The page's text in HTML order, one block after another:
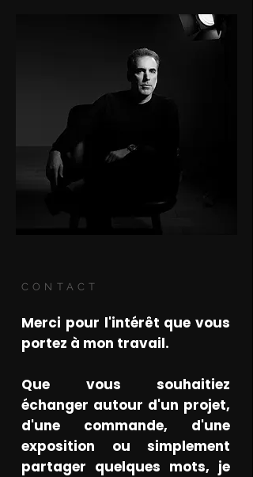
CONTACT
Merci pour l'intérêt que vous
portez à mon travail.
Que vous souhaitiez
échanger autour d'un projet,
d'une commande, d'une
exposition ou simplement
partager quelques mots, je